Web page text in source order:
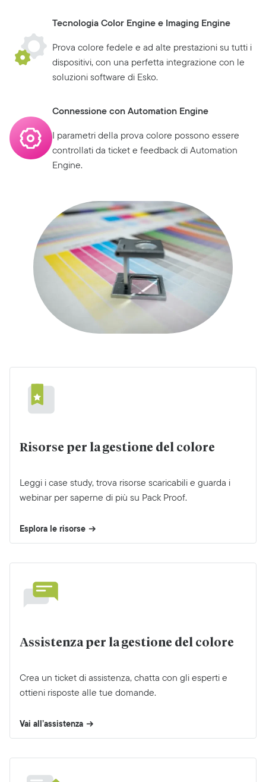
Tecnologia Color Engine e Imaging Engine
Prova colore fedele e ad alte prestazioni su tutti i
dispositivi, con una perfetta integrazione con le
soluzioni software di Esko.
Connessione con Automation Engine
I parametri della prova colore possono essere
controllati da ticket e feedback di Automation
Engine.
Risorse per la gestione del colore
Leggi i case study, trova risorse scaricabili e guarda i
webinar per saperne di più su Pack Proof.
Esplora le risorse
Assistenza per la gestione del colore
Crea un ticket di assistenza, chatta con gli esperti e
ottieni risposte alle tue domande.
Vai all’assistenza